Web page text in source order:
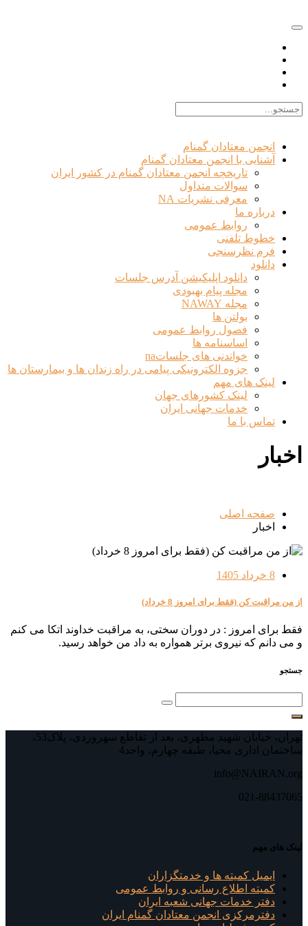
انجمن معتادان گمنام
آشنایی با انجمن معتادان گمنام
تاریخچه انجمن معتادان گمنام در کشور ایران
سوالات متداول
معرفی نشریات NA
درباره ما
روابط عمومی
خطوط تلفنی
فرم نظرسنجی
دانلود
دانلود اپلیکیشن آدرس جلسات
مجله پیام بهبودی
مجله NAWAY
بولتن ها
فصول روابط عمومی
اساسنامه ها
خواندنی های جلساتna
جزوه الکترونیکی پیامی در راه زندان ها و بیمارستان ها
لینک های مهم
لینک کشورهای جهان
خدمات جهانی ایران
تماس با ما
اخبار
صفحه اصلی
اخبار
8 خرداد 1405
از من مراقبت کن (فقط برای امروز 8 خرداد)
فقط برای امروز : در دوران سختی، به مراقبت خداوند اتکا می⁯ کنم
و می ⁯دانم که نیروی برتر همواره به داد من خواهد رسید.
جستجو
تهران، خیابان شهید مطهری، بعد از تقاطع سهروردی، پلاک53،
ساختمان اداری محیا، طبقه چهارم، واحد4
info@NAIRAN.org
021-88437065
لینک های مهم
ایمیل کمیته ها و خدمتگزاران
کميته اطلاع رسانی و روابط عمومی
دفتر خدمات جهانی شعبه ايران
دفترمرکزی انجمن معتادان گمنام ایران